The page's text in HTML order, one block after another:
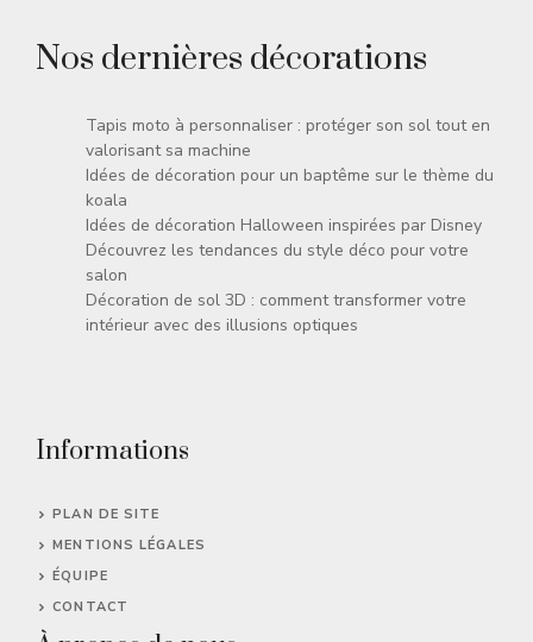
Nos dernières décorations
Tapis moto à personnaliser : protéger son sol tout en
valorisant sa machine
Idées de décoration pour un baptême sur le thème du
koala
Idées de décoration Halloween inspirées par Disney
Découvrez les tendances du style déco pour votre
salon
Décoration de sol 3D : comment transformer votre
intérieur avec des illusions optiques
Informations
PLAN DE SITE
MENTIONS LÉGALES
ÉQUIPE
CONTACT